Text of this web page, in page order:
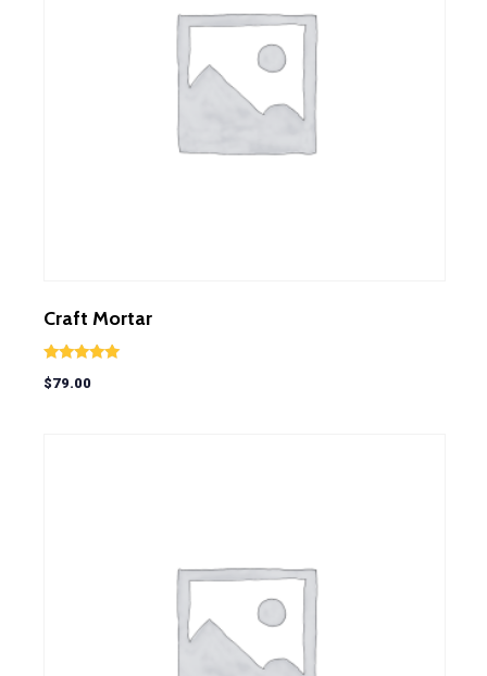
Craft Mortar
Valorado en
5.00
$79.00